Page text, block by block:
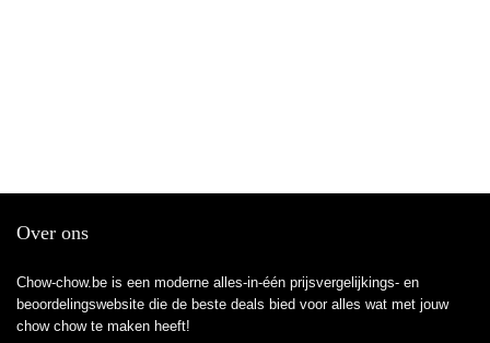
Over ons
Chow-chow.be is een moderne alles-in-één prijsvergelijkings- en
beoordelingswebsite die de beste deals bied voor alles wat met jouw
chow chow te maken heeft!